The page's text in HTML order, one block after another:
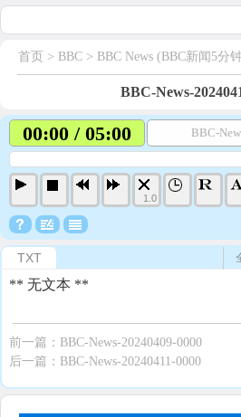
首页 > BBC > BBC News (BBC新闻5分
BBC-News-
00:00 / 05:00 BBC-
1.0
TXT
** 无文本 **
前一篇： BBC-News-20240409-0000
后一篇： BBC-News-20240411-0000